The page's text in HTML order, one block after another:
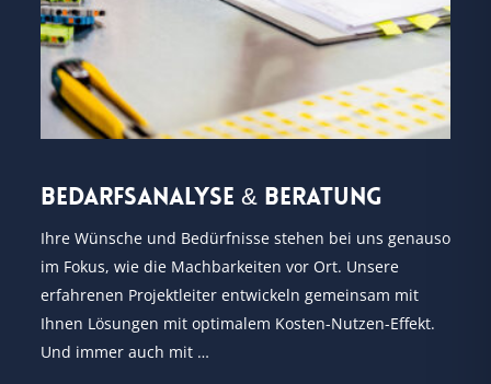
Bedarfsanalyse & Beratung
Ihre Wünsche und Bedürfnisse stehen bei uns genauso
im Fokus, wie die Machbarkeiten vor Ort. Unsere
erfahrenen Projektleiter entwickeln gemeinsam mit
Ihnen Lösungen mit optimalem Kosten-Nutzen-Effekt.
Und immer auch mit …